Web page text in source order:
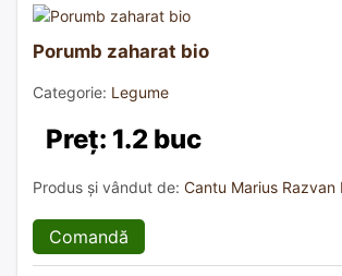
Porumb zaharat bio
Categorie: Legume
Preț: 1.2 buc
Produs și vândut de: Cantu Marius Razvan
Comandă